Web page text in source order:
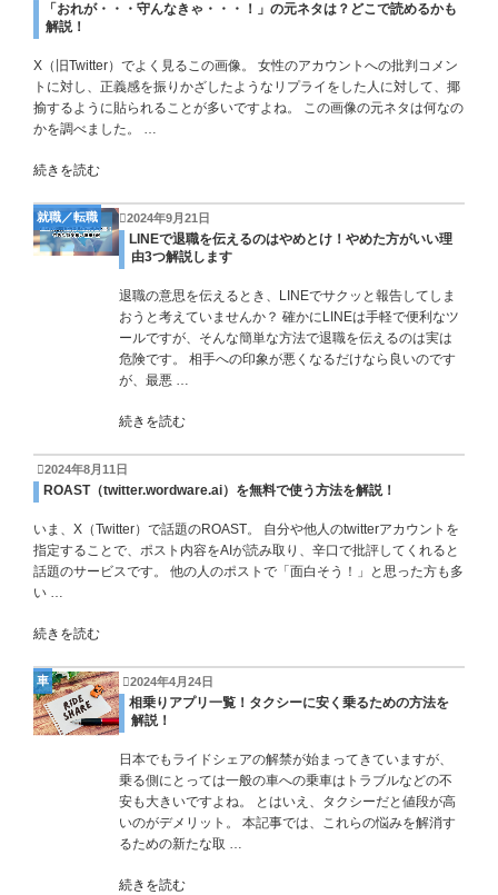
「おれが・・・守んなきゃ・・・！」の元ネタは？どこで読めるかも
解説！
X（旧Twitter）でよく見るこの画像。 女性のアカウントへの批判コメン
トに対し、正義感を振りかざしたようなリプライをした人に対して、揶
揄するように貼られることが多いですよね。 この画像の元ネタは何なの
かを調べました。 …
続きを読む
就職／転職 2024年9月21日
LINEで退職を伝えるのはやめとけ！やめた方がいい理
由3つ解説します
退職の意思を伝えるとき、LINEでサクッと報告してしま
おうと考えていませんか？ 確かにLINEは手軽で便利なツ
ールですが、そんな簡単な方法で退職を伝えるのは実は
危険です。 相手への印象が悪くなるだけなら良いのです
が、最悪 …
続きを読む
2024年8月11日
ROAST（twitter.wordware.ai）を無料で使う方法を解説！
いま、X（Twitter）で話題のROAST。 自分や他人のtwitterアカウントを
指定することで、ポスト内容をAIが読み取り、辛口で批評してくれると
話題のサービスです。 他の人のポストで「面白そう！」と思った方も多
い …
続きを読む
車 2024年4月24日
相乗りアプリ一覧！タクシーに安く乗るための方法を
解説！
日本でもライドシェアの解禁が始まってきていますが、
乗る側にとっては一般の車への乗車はトラブルなどの不
安も大きいですよね。 とはいえ、タクシーだと値段が高
いのがデメリット。 本記事では、これらの悩みを解消す
るための新たな取 …
続きを読む